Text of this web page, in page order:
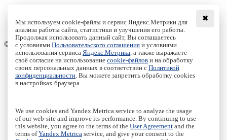
Access to the full text on the Springer website
© Institute of Computer Science Izhevsk, 2005 - 2026
About Journal
Editorial Board
Author Information
Publishing Ethics
Authors
Archive
Пользовательское соглашение|Terms and conditions
✖
Мы используем cookie-файлы и сервис Яндекс.Метрики для
анализа работы сайта, статистики и улучшения его работы.
Продолжая использовать данный сайт, Вы соглашаетесь
с условиями Пользовательского соглашения и условиями
использования сервиса Яндекс.Метрика , а также выражаете
своё согласие на использование cookie-файлов и на обработку
своих персональных данных в соответствии с Политикой
конфиденциальности . Вы можете запретить обработку cookies
в настройках браузера.
We use cookies and Yandex.Metrica service to analyze the usage
of our web-site and improve its performance. By continuing to use
this website, you agree to the terms of the User Agreement and the
terms ofYandex.Metrica service, and give your consent to the